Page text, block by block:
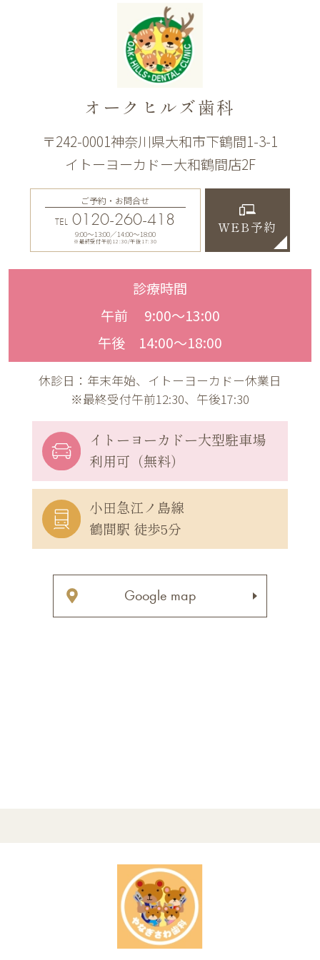
オークヒルズ歯科
〒242-0001神奈川県大和市下鶴間1-3-1
イトーヨーカドー大和鶴間店2F
ご予約・お問合せ
TEL 0120-260-418
9:00〜13:00／14:00〜18:00
※最終受付午前12:30/午後17:30
WEB予約
診療時間
午前 9:00〜13:00
午後 14:00〜18:00
休診日：年末年始、イトーヨーカドー休業日
※最終受付午前12:30、午後17:30
イトーヨーカドー大型駐車場
利用可（無料）
小田急江ノ島線
鶴間駅 徒歩5分
Google map